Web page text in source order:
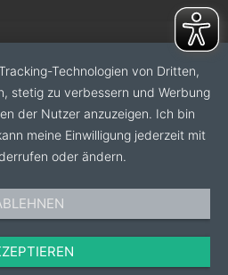
Technologien von Dritten,
stetig zu verbessern und Werbung
der Nutzer anzuzeigen. Ich bin
meine Einwilligung jederzeit mit
oder ändern.